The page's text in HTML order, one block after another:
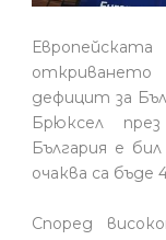
откриването
дефицит за
Брюксел
България е
очаква са бъде
Според